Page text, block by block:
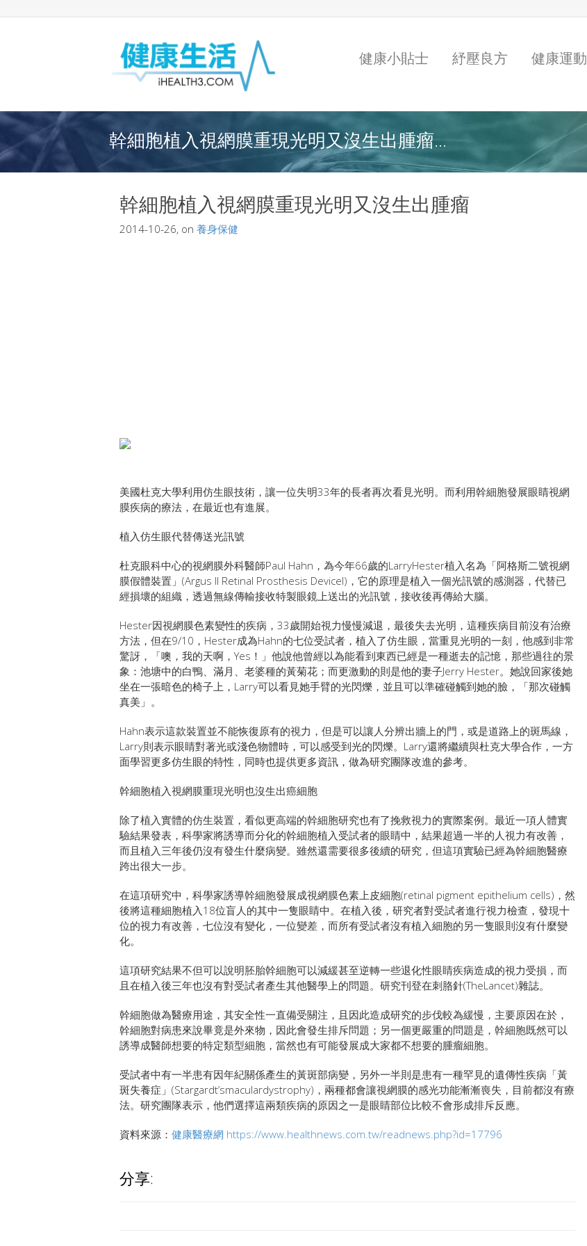
健康小貼士 紓壓良方 健康運動
幹細胞植入視網膜重現光明又沒生出腫瘤...
幹細胞植入視網膜重現光明又沒生出腫瘤
2014-10-26, on 養身保健
美國杜克大學利用仿生眼技術，讓一位失明33年的長者再次看見光明。而利用幹細胞發展眼睛視網
膜疾病的療法，在最近也有進展。
植入仿生眼代替傳送光訊號
杜克眼科中心的視網膜外科醫師Paul Hahn，為今年66歲的LarryHester植入名為「阿格斯二號視網
膜假體裝置」(Argus II Retinal Prosthesis Devicel)，它的原理是植入一個光訊號的感測器，代替已
經損壞的組織，透過無線傳輸接收特製眼鏡上送出的光訊號，接收後再傳給大腦。
Hester因視網膜色素變性的疾病，33歲開始視力慢慢減退，最後失去光明，這種疾病目前沒有治療
方法，但在9/10，Hester成為Hahn的七位受試者，植入了仿生眼，當重見光明的一刻，他感到非常
驚訝，「噢，我的天啊，Yes！」他說他曾經以為能看到東西已經是一種逝去的記憶，那些過往的景
象：池塘中的白鴨、滿月、老婆種的黃菊花；而更激動的則是他的妻子Jerry Hester。她說回家後她
坐在一張暗色的椅子上，Larry可以看見她手臂的光閃爍，並且可以準確碰觸到她的臉，「那次碰觸
真美」。
Hahn表示這款裝置並不能恢復原有的視力，但是可以讓人分辨出牆上的門，或是道路上的斑馬線，
Larry則表示眼睛對著光或淺色物體時，可以感受到光的閃爍。Larry還將繼續與杜克大學合作，一方
面學習更多仿生眼的特性，同時也提供更多資訊，做為研究團隊改進的參考。
幹細胞植入視網膜重現光明也沒生出癌細胞
除了植入實體的仿生裝置，看似更高端的幹細胞研究也有了挽救視力的實際案例。最近一項人體實
驗結果發表，科學家將誘導而分化的幹細胞植入受試者的眼睛中，結果超過一半的人視力有改善，
而且植入三年後仍沒有發生什麼病變。雖然還需要很多後續的研究，但這項實驗已經為幹細胞醫療
跨出很大一步。
在這項研究中，科學家誘導幹細胞發展成視網膜色素上皮細胞(retinal pigment epithelium cells)，然
後將這種細胞植入18位盲人的其中一隻眼睛中。在植入後，研究者對受試者進行視力檢查，發現十
位的視力有改善，七位沒有變化，一位變差，而所有受試者沒有植入細胞的另一隻眼則沒有什麼變
化。
這項研究結果不但可以說明胚胎幹細胞可以減緩甚至逆轉一些退化性眼睛疾病造成的視力受損，而
且在植入後三年也沒有對受試者產生其他醫學上的問題。研究刊登在刺胳針(TheLancet)雜誌。
幹細胞做為醫療用途，其安全性一直備受關注，且因此造成研究的步伐較為緩慢，主要原因在於，
幹細胞對病患來說畢竟是外來物，因此會發生排斥問題；另一個更嚴重的問題是，幹細胞既然可以
誘導成醫師想要的特定類型細胞，當然也有可能發展成大家都不想要的腫瘤細胞。
受試者中有一半患有因年紀關係產生的黃斑部病變，另外一半則是患有一種罕見的遺傳性疾病「黃
斑失養症」(Stargardt’smaculardystrophy)，兩種都會讓視網膜的感光功能漸漸喪失，目前都沒有療
法。研究團隊表示，他們選擇這兩類疾病的原因之一是眼睛部位比較不會形成排斥反應。
資料來源： 健康醫療網 https://www.healthnews.com.tw/readnews.php?id=17796
分享: